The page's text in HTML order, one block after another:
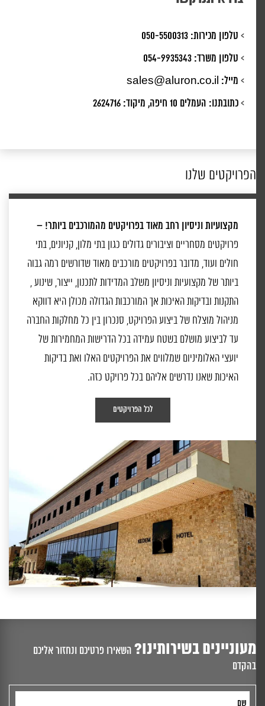
טלפון מכירות:050-5500313
טלפון משרד:054-9935343
מייל: sales@aluron.co.il
כתובתנו:העמלים 10 חיפה, מיקוד: 2624716
הפרויקטים שלנו
מקצועיות וניסיון רחב מאוד בפרויקטים מהמורכבים ביותר! –
פרויקטים מסחריים וציבורים גדולים כגון בתי מלון, קניונים, בתי
חולים ועוד, מדובר בפרויקטים מורכבים מאוד שדורשים רמה גבוה
ביותר של מקצועיות וניסיון משלב המדידות לתכנון, ייצור, שינוע ,
התקנות ובדיקות האיכות אך המורכבות הגדולה מכולן היא דווקא
מניהול מוצלח של ביצוע הפרויקט, סנכרון בין כל מחלקות החברה
עד לביצוע מושלם בשטח עמידה בכל הדרישות המחמירות של
יועצי האלומיניום שמלווים את הפרויקטים האלו ואת בדיקות
האיכות שאנו נדרשים אליהם בכל פרויקט כזה.
לכל הפרויקטים
מעוניינים בשירותינו?השאירו פרטיכם ונחזור אליכם
בהקדם